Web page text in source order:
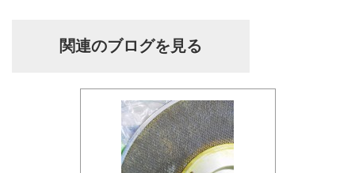
関連のブログを見る